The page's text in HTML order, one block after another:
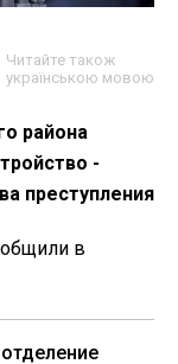
Читайте також
українською мовою
района
-
преступления
в